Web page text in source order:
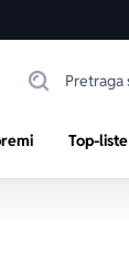
Top-liste